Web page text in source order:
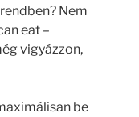
Nem
eat –
vigyázzon,
be